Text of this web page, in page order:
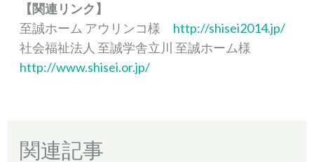
【関連リンク】
至誠ホーム アウリンコ様 http://shisei2014.jp/
社会福祉法人 至誠学舎立川 至誠ホーム様
http://www.shisei.or.jp/
関連記事